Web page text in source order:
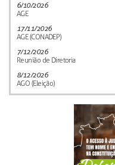
6/10/2026
AGE
17/11/2026
AGE (CONADEP)
7/12/2026
Reunião de Diretoria
8/12/2026
AGO (Eleição)